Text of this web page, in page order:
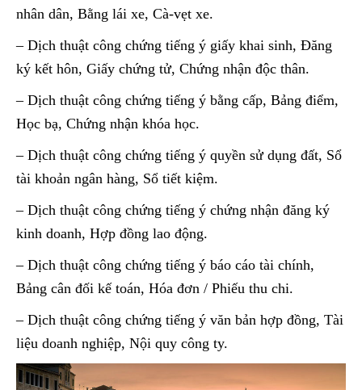
nhân dân, Bằng lái xe, Cà-vẹt xe.
– Dịch thuật công chứng tiếng ý giấy khai sinh, Đăng
ký kết hôn, Giấy chứng tử, Chứng nhận độc thân.
– Dịch thuật công chứng tiếng ý bằng cấp, Bảng điểm,
Học bạ, Chứng nhận khóa học.
– Dịch thuật công chứng tiếng ý quyền sử dụng đất, Sổ
tài khoản ngân hàng, Sổ tiết kiệm.
– Dịch thuật công chứng tiếng ý chứng nhận đăng ký
kinh doanh, Hợp đồng lao động.
– Dịch thuật công chứng tiếng ý báo cáo tài chính,
Bảng cân đối kế toán, Hóa đơn / Phiếu thu chi.
– Dịch thuật công chứng tiếng ý văn bản hợp đồng, Tài
liệu doanh nghiệp, Nội quy công ty.